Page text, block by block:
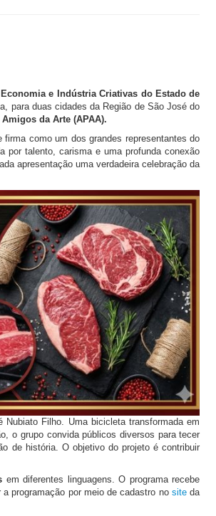
e Indústria Criativas do Estado de
para duas cidades da Região de São José do
da Arte (APAA).
como um dos grandes representantes do
por talento, carisma e uma profunda conexão
apresentação uma verdadeira celebração da
Filho. Uma bicicleta transformada em
o grupo convida públicos diversos para tecer
de história. O objetivo do projeto é contribuir
em diferentes linguagens. O programa recebe
programação por meio de cadastro nosite da